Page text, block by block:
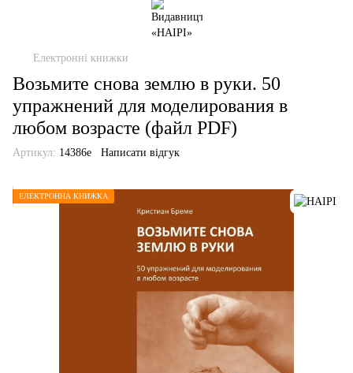
Електронні книжки
Возьмите снова землю в руки. 50
упражнений для моделирования в
любом возрасте (файл PDF)
Артикул: 14386е Написати відгук
ЕЛЕКТРОННА КНИЖКА